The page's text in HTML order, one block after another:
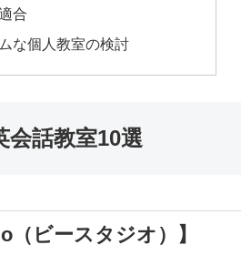
合
な個人教室の検討
話教室10選
ビースタジオ）】